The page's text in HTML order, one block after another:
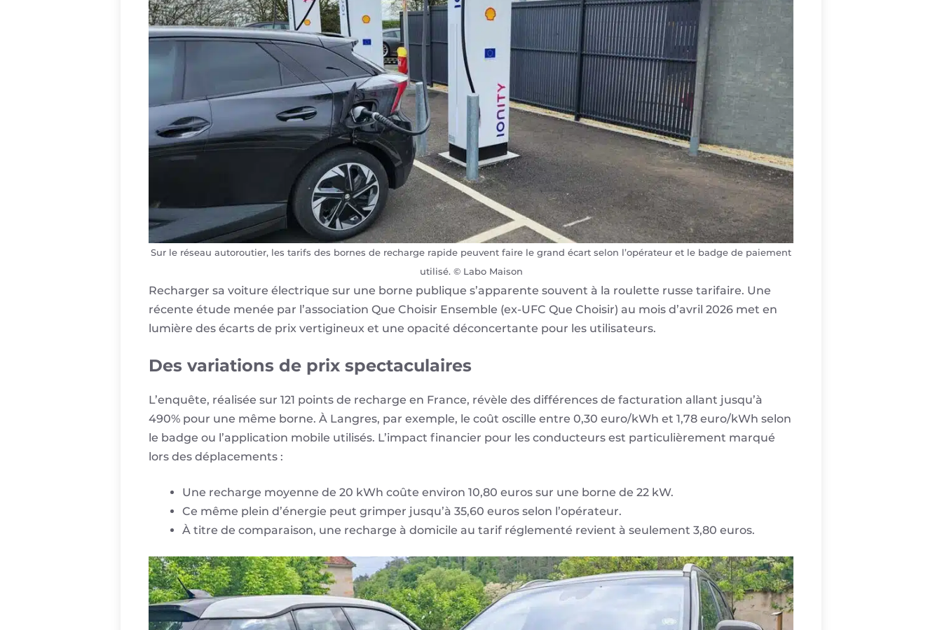
Sur le réseau autoroutier, les tarifs des bornes de recharge rapide peuvent faire le grand écart selon l’opérateur et le badge de paiement
utilisé. © Labo Maison
Recharger sa voiture électrique sur une borne publique s’apparente souvent à la roulette russe tarifaire. Une
récente étude menée par l’association Que Choisir Ensemble (ex-UFC Que Choisir) au mois d’avril 2026 met en
lumière des écarts de prix vertigineux et une opacité déconcertante pour les utilisateurs.
Des variations de prix spectaculaires
L’enquête, réalisée sur 121 points de recharge en France, révèle des différences de facturation allant jusqu’à
490% pour une même borne. À Langres, par exemple, le coût oscille entre 0,30 euro/kWh et 1,78 euro/kWh selon
le badge ou l’application mobile utilisés. L’impact financier pour les conducteurs est particulièrement marqué
lors des déplacements :
Une recharge moyenne de 20 kWh coûte environ 10,80 euros sur une borne de 22 kW.
Ce même plein d’énergie peut grimper jusqu’à 35,60 euros selon l’opérateur.
À titre de comparaison, une recharge à domicile au tarif réglementé revient à seulement 3,80 euros.